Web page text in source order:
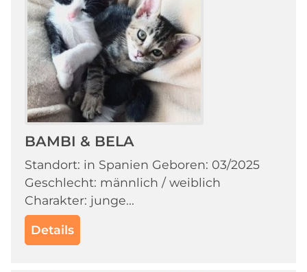
BAMBI & BELA
Standort: in Spanien Geboren: 03/2025
Geschlecht: männlich / weiblich
Charakter: junge...
Details